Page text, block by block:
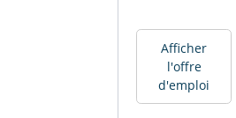
Afficher
l'offre
d'emploi